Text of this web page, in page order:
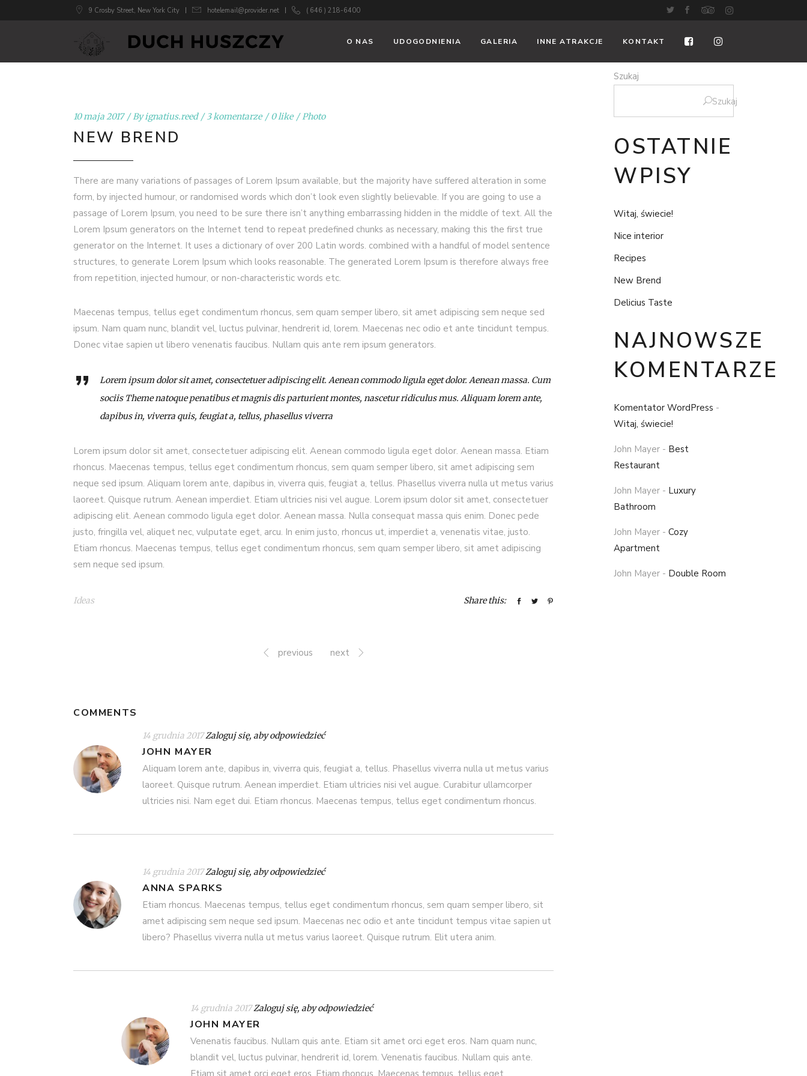
9 Crosby Street, New York City hotelemail@provider.net ( 646 ) 218-6400
O NAS UDOGODNIENIA GALERIA INNE ATRAKCJE KONTAKT
10 maja 2017 Byignatius.reed 3 komentarze 0 like Photo
NEW BREND
There are many variations of passages of Lorem Ipsum available, but the majority have suffered alteration in some
form, by injected humour, or randomised words which don’t look even slightly believable. If you are going to use a
passage of Lorem Ipsum, you need to be sure there isn’t anything embarrassing hidden in the middle of text. All the
Lorem Ipsum generators on the Internet tend to repeat predefined chunks as necessary, making this the first true
generator on the Internet. It uses a dictionary of over 200 Latin words. combined with a handful of model sentence
structures, to generate Lorem Ipsum which looks reasonable. The generated Lorem Ipsum is therefore always free
from repetition, injected humour, or non-characteristic words etc.
Maecenas tempus, tellus eget condimentum rhoncus, sem quam semper libero, sit amet adipiscing sem neque sed
ipsum. Nam quam nunc, blandit vel, luctus pulvinar, hendrerit id, lorem. Maecenas nec odio et ante tincidunt tempus.
Donec vitae sapien ut libero venenatis faucibus. Nullam quis ante rem ipsum generators.
Lorem ipsum dolor sit amet, consectetuer adipiscing elit. Aenean commodo ligula eget dolor. Aenean massa. Cum
sociis Theme natoque penatibus et magnis dis parturient montes, nascetur ridiculus mus. Aliquam lorem ante,
dapibus in, viverra quis, feugiat a, tellus, phasellus viverra
Lorem ipsum dolor sit amet, consectetuer adipiscing elit. Aenean commodo ligula eget dolor. Aenean massa. Etiam
rhoncus. Maecenas tempus, tellus eget condimentum rhoncus, sem quam semper libero, sit amet adipiscing sem
neque sed ipsum. Aliquam lorem ante, dapibus in, viverra quis, feugiat a, tellus. Phasellus viverra nulla ut metus varius
laoreet. Quisque rutrum. Aenean imperdiet. Etiam ultricies nisi vel augue. Lorem ipsum dolor sit amet, consectetuer
adipiscing elit. Aenean commodo ligula eget dolor. Aenean massa. Nulla consequat massa quis enim. Donec pede
justo, fringilla vel, aliquet nec, vulputate eget, arcu. In enim justo, rhoncus ut, imperdiet a, venenatis vitae, justo.
Etiam rhoncus. Maecenas tempus, tellus eget condimentum rhoncus, sem quam semper libero, sit amet adipiscing
sem neque sed ipsum.
Ideas Share this:
previous next
COMMENTS
14 grudnia 2017Zaloguj się, aby odpowiedzieć
JOHN MAYER
Aliquam lorem ante, dapibus in, viverra quis, feugiat a, tellus. Phasellus viverra nulla ut metus varius
laoreet. Quisque rutrum. Aenean imperdiet. Etiam ultricies nisi vel augue. Curabitur ullamcorper
ultricies nisi. Nam eget dui. Etiam rhoncus. Maecenas tempus, tellus eget condimentum rhoncus.
14 grudnia 2017Zaloguj się, aby odpowiedzieć
ANNA SPARKS
Etiam rhoncus. Maecenas tempus, tellus eget condimentum rhoncus, sem quam semper libero, sit
amet adipiscing sem neque sed ipsum. Maecenas nec odio et ante tincidunt tempus vitae sapien ut
libero? Phasellus viverra nulla ut metus varius laoreet. Quisque rutrum. Elit utera anim.
14 grudnia 2017Zaloguj się, aby odpowiedzieć
JOHN MAYER
Venenatis faucibus. Nullam quis ante. Etiam sit amet orci eget eros. Nam quam nunc,
blandit vel, luctus pulvinar, hendrerit id, lorem. Venenatis faucibus. Nullam quis ante.
Szukaj
Szukaj
OSTATNIE
WPISY
Witaj, świecie!
Nice interior
Recipes
New Brend
Delicius Taste
NAJNOWSZE
KOMENTARZE
Komentator WordPress -
Witaj, świecie!
John Mayer - Best
Restaurant
John Mayer - Luxury
Bathroom
John Mayer - Cozy
Apartment
John Mayer - Double Room